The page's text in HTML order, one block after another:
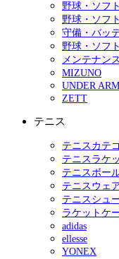
野球・ソフ
野球・ソフ
守備・バッ
野球・ソフ
メンテナン
MIZUNO
UNDER
ZETT
テニス
テニスカテ
テニスラケ
テニスボー
テニスウェ
テニスシュ
ラケットケ
adidas
ellesse
YONEX